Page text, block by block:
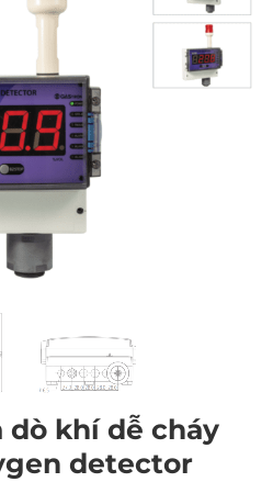
khí dễ cháy
detector